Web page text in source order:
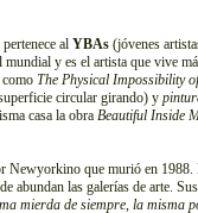
al YBAs (jóvenes
y es el artista que vive
como The Physical Impossibility
circular girando) y
casa la obra Beautiful Inside
Newyorkino que murió en
las galerías de arte.
mierda de siempre la misma